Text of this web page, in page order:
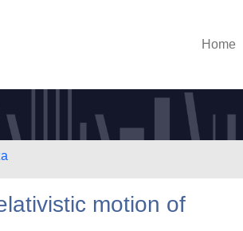
Home
motion of